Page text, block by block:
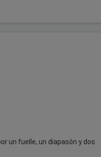
un fuelle, un diapasón y dos